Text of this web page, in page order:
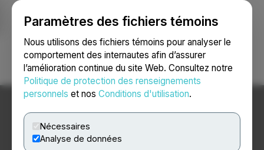
Paramètres des fichiers témoins
Nous utilisons des fichiers témoins pour analyser le
comportement des internautes afin d’assurer
l’amélioration continue du site Web. Consultez notre
Politique de protection des renseignements
personnels et nos Conditions d'utilisation.
Nécessaires
Analyse de données
Ouvrir une session Recherche English